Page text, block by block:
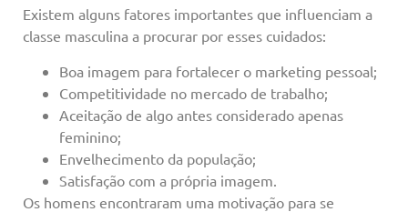
Existem alguns fatores importantes que influenciam a
classe masculina a procurar por esses cuidados:
Boa imagem para fortalecer o marketing pessoal;
Competitividade no mercado de trabalho;
Aceitação de algo antes considerado apenas
feminino;
Envelhecimento da população;
Satisfação com a própria imagem.
Os homens encontraram uma motivação para se